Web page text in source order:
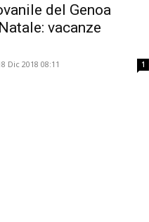
del Genoa
vacanze
Dic 2018 08:11 1